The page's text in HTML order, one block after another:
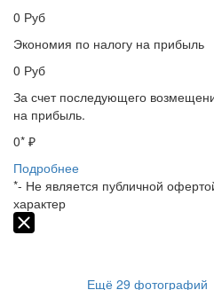
0 Руб
Экономия по налогу на прибыль
0 Руб
За счет последующего
на прибыль.
0* ₽
Подробнее
*- Не является публичной
характер
Ещё 29 фотографий